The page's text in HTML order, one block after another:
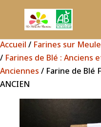
Accueil / Farines sur
/ Farines de Blé : Anciens
Anciennes / Farine de Blé
ANCIEN